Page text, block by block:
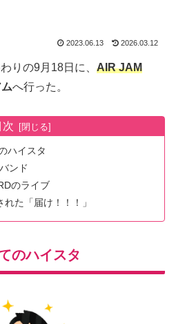
2023.06.13 2026.03.12
りの9月18日に、 AIR JAM
へ行った。
次
ハイスタ
ンド
のライブ
た「届け！！！」
のハイスタ